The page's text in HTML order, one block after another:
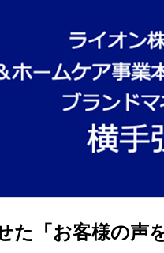
た「お客様の